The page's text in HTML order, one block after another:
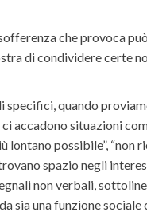
che provoca
di condividere certe
quando
accadono situazioni
possibile”, “non
spazio negli
non verbali,
sia una funzione